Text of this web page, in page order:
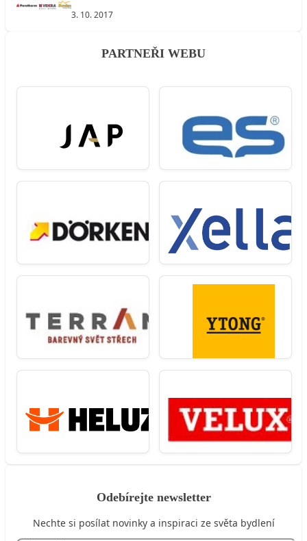
3. 10. 2017
PARTNEŘI WEBU
Odebírejte newsletter
Nechte si posílat novinky a inspiraci ze světa bydlení